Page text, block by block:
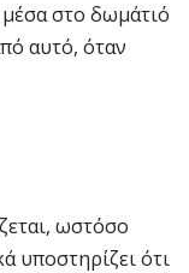
μέσα στο δωμάτιό
αυτό, όταν
ωστόσο
υποστηρίζει ότι